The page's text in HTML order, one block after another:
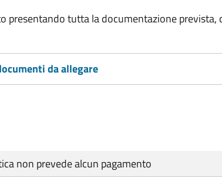
presentando tutta la documentazione prevista,
da allegare
non prevede alcun pagamento